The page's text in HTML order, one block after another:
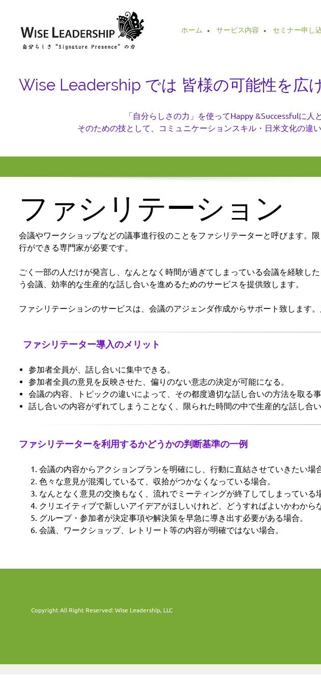
ホーム サービス内容 セミナー申し
Wise Leadership では 皆様の可能性を広
「自分らしさの力」を使ってHappy &Successfulに
そのための技として、コミュニケーションスキル・日米文化の違
ファシリテーション
会議やワークショップなどの議事進行役のことをファシリテーターと呼びます。
行ができる専門家が必要です。
ごく一部の人だけが発言し、なんとなく時間が過ぎてしまっている会議を経験
う会議、効率的な生産的な話し合いを進めるためのサービスを提供致します。
ファシリテーションのサービスは、会議のアジェンダ作成からサポート致します
ファシリテーター導入のメリット
参加者全員が、話し合いに集中できる。
参加者全員の意見を反映させた、偏りのない意志の決定が可能になる。
会議の内容、トピックの違いによって、その都度適切な話し合いの方法を取る
話し合いの内容がずれてしまうことなく、限られた時間の中で生産的な話し合
ファシリテーターを利用するかどうかの判断基準の一例
会議の内容からアクションプランを明確にし、行動に直結させていきたい場
色々な意見が混濁しているて、収拾がつかなくなっている場合。
なんとなく意見の交換もなく、流れでミーティングが終了してしまっている
クリエイティブで新しいアイデアがほしいけれど、どうすればよいかわから
グループ・参加者が決定事項や解決策を早急に導き出す必要がある場合。
会議、ワークショップ、レトリート等の内容が明確ではない場合。
Copyright All Right Reserved: Wise Leadership, LLC